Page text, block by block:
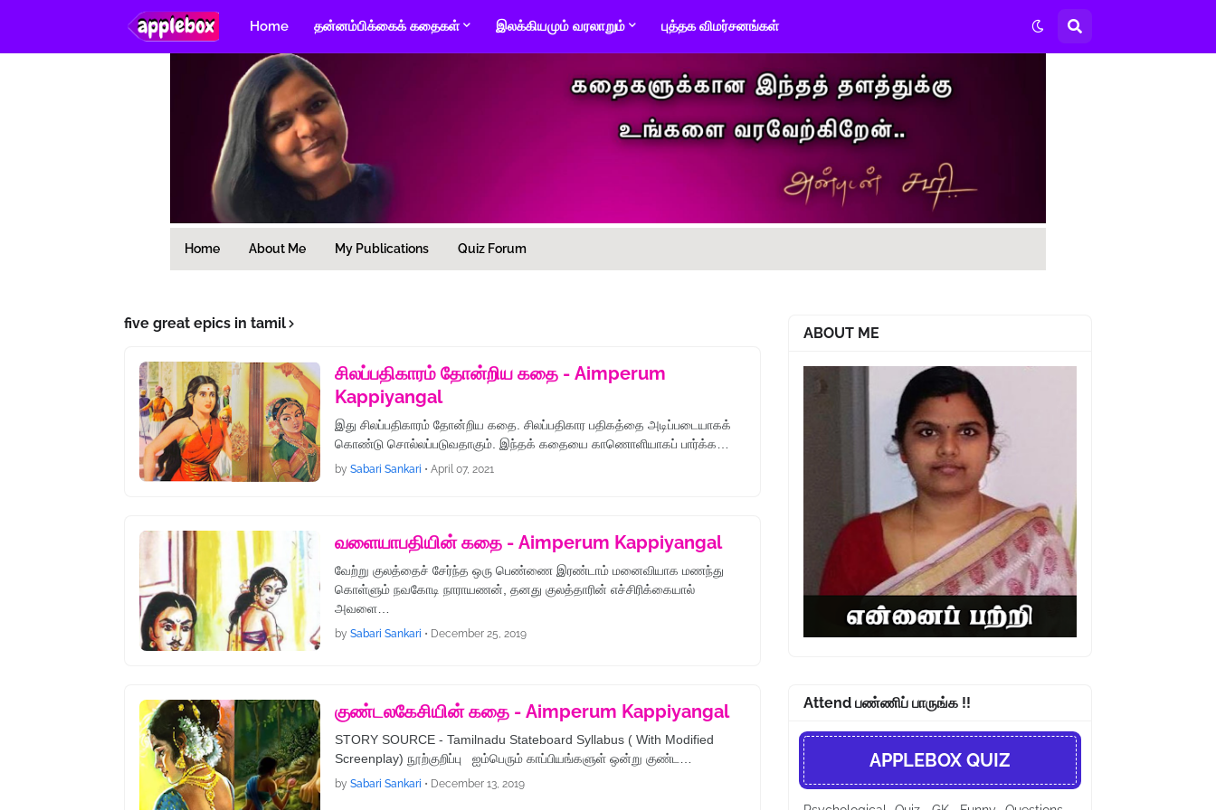
Home தன்னம்பிக்கைக் கதைகள் இலக்கியமும் வரலாறும் புத்தக விமர்சனங்கள்
Home About Me My Publications Quiz Forum
five great epics in tamil
சிலப்பதிகாரம் தோன்றிய கதை - Aimperum
Kappiyangal
இது சிலப்பதிகாரம் தோன்றிய கதை. சிலப்பதிகார பதிகத்தை அடிப்படையாகக்
கொண்டு சொல்லப்படுவதாகும். இந்தக் கதையை காணொளியாகப் பார்க்க…
by Sabari Sankari • April 07, 2021
வளையாபதியின் கதை - Aimperum Kappiyangal
வேற்று குலத்தைச் சேர்ந்த ஒரு பெண்ணை இரண்டாம் மனைவியாக மணந்து
கொள்ளும் நவகோடி நாராயணன், தனது குலத்தாரின் எச்சிரிக்கையால்
அவளை…
by Sabari Sankari • December 25, 2019
குண்டலகேசியின் கதை - Aimperum Kappiyangal
STORY SOURCE - Tamilnadu Stateboard Syllabus ( With Modified
Screenplay) நூற்குறிப்பு ஐம்பெரும் காப்பியங்களுள் ஒன்று குண்ட…
by Sabari Sankari • December 13, 2019
ABOUT ME
Attend பண்ணிப் பாருங்க !!
APPLEBOX QUIZ